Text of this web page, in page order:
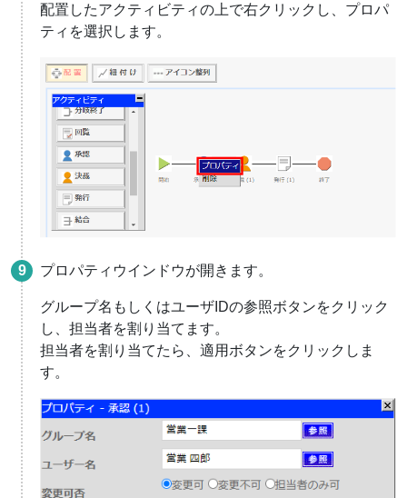
配置したアクティビティの上で右クリックし、プロパ
ティを選択します。
プロパティウインドウが開きます。
グループ名もしくはユーザIDの参照ボタンをクリック
し、担当者を割り当てます。
担当者を割り当てたら、適用ボタンをクリックしま
す。